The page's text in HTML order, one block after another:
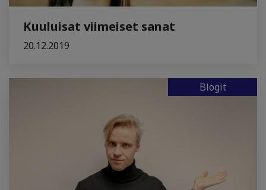
Kuuluisat viimeiset sanat
20.12.2019
Blogit